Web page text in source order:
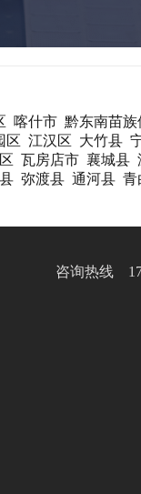
喀什市 黔东南苗族
区 江汉区 大竹县
瓦房店市 襄城县
弥渡县 通河县 青
咨询热线